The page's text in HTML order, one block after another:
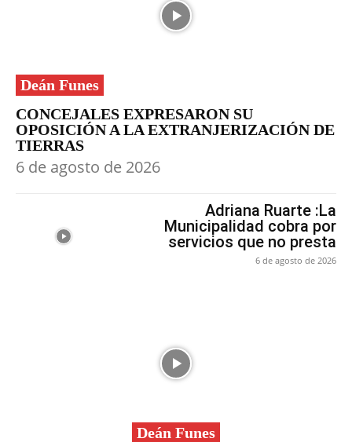
Deán Funes
CONCEJALES EXPRESARON SU
OPOSICIÓN A LA EXTRANJERIZACIÓN DE
TIERRAS
6 de agosto de 2026
Adriana Ruarte :La
Municipalidad cobra por
servicios que no presta
6 de agosto de 2026
Deán Funes